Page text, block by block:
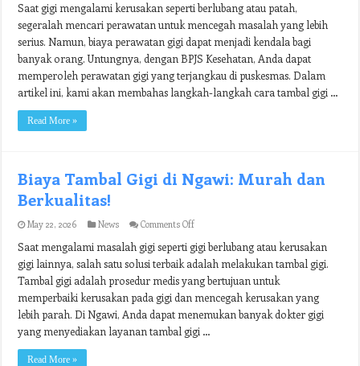
Tambal
Gigi
Pakai
BPJS
di
Puskesmas:
Panduan
Lengkap
Saat gigi mengalami kerusakan seperti berlubang atau patah,
segeralah mencari perawatan untuk mencegah masalah yang lebih
serius. Namun, biaya perawatan gigi dapat menjadi kendala bagi
banyak orang. Untungnya, dengan BPJS Kesehatan, Anda dapat
memperoleh perawatan gigi yang terjangkau di puskesmas. Dalam
artikel ini, kami akan membahas langkah-langkah cara tambal gigi …
Read More »
Biaya Tambal Gigi di Ngawi: Murah dan
Berkualitas!
May 22, 2026 News Comments Offon
Tambal
Gigi
di
Ngawi:
Murah
Berkualitas!
Saat mengalami masalah gigi seperti gigi berlubang atau kerusakan
gigi lainnya, salah satu solusi terbaik adalah melakukan tambal gigi.
Tambal gigi adalah prosedur medis yang bertujuan untuk
memperbaiki kerusakan pada gigi dan mencegah kerusakan yang
lebih parah. Di Ngawi, Anda dapat menemukan banyak dokter gigi
yang menyediakan layanan tambal gigi …
Read More »